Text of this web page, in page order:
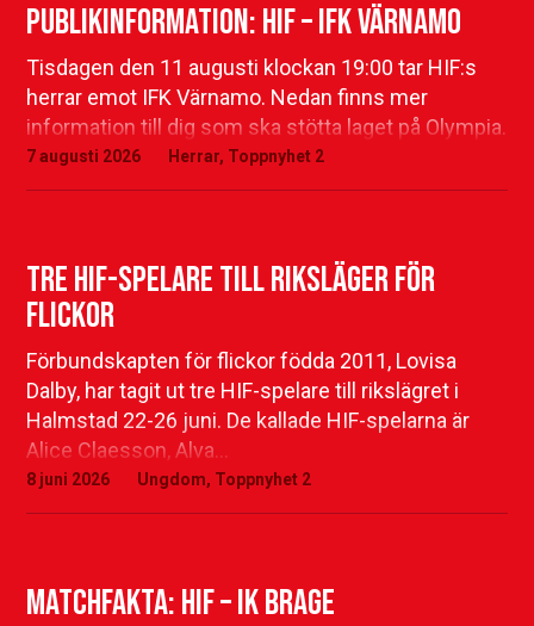
Publikinformation: HIF – IFK Värnamo
Tisdagen den 11 augusti klockan 19:00 tar HIF:s
herrar emot IFK Värnamo. Nedan finns mer
information till dig som ska stötta laget på Olympia.
7 augusti 2026 Herrar, Toppnyhet 2
Tre HIF-spelare till riksläger för
flickor
Förbundskapten för flickor födda 2011, Lovisa
Dalby, har tagit ut tre HIF-spelare till rikslägret i
Halmstad 22-26 juni. De kallade HIF-spelarna är
Alice Claesson, Alva…
8 juni 2026 Ungdom, Toppnyhet 2
Matchfakta: HIF – IK Brage